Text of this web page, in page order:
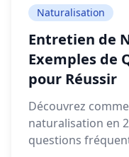
Naturalisation
Entretien de
Exemples de
pour Réussir
Découvrez
naturalisation en
questions